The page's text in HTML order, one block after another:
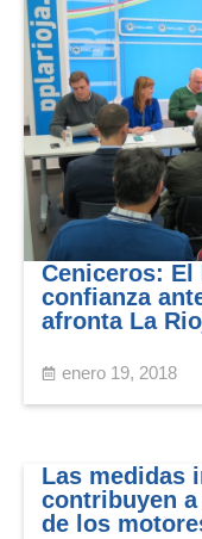
Ceniceros: El
confianza
afronta La
enero 19, 2018
Las medidas
contribuyen
de los